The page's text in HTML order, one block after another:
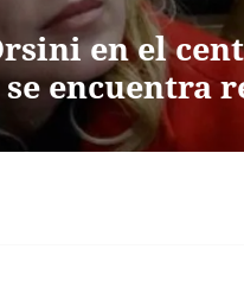
en el
se encuentra